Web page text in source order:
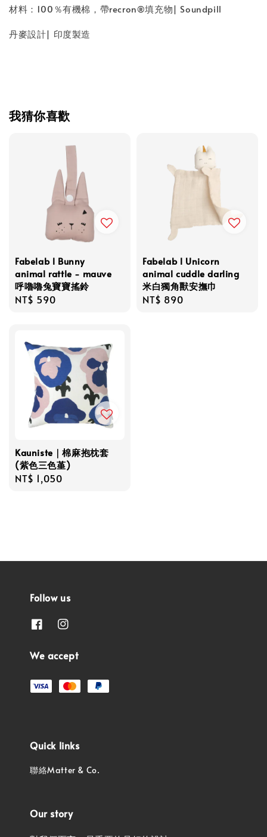
材料：100％有機棉，帶recron®填充物| Soundpill
丹麥設計| 印度製造
我猜你喜歡
Fabelab l Bunny
animal rattle - mauve
呼嚕嚕兔寶寶搖鈴
Regular
NT$ 590
Fabelab l Unicorn
animal cuddle darling
米白獨角獸安撫巾
Regular
NT$ 890
Kauniste｜棉麻抱枕套
(紫色三色堇)
Regular
NT$ 1,050
Follow us
We accept
Quick links
聯絡Matter & Co.
Our story